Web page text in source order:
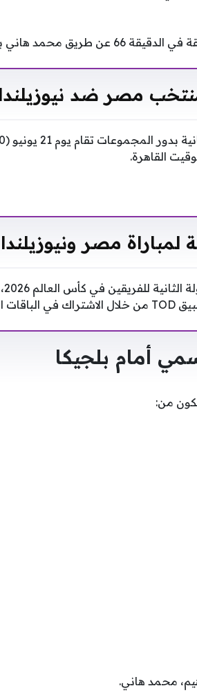
بالخطأ في مرماه.
مصر ضد نيوزيلندا
لمباراة مصر ونيوزيلندا
أمام بلجيكا
من:
محمد هاني.